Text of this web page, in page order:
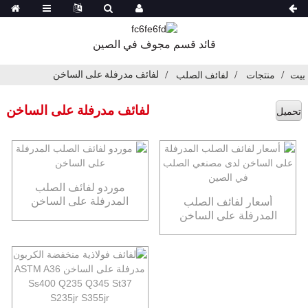
قائد قسم مجوف في الصين
بيت منتجات لفائف الصلب لفائف مدرفلة على الساخن
لفائف مدرفلة على الساخن تحميل
موردو لفائف الصلب
المدرفلة على الساخن
أسعار لفائف الصلب
المدرفلة على الساخن